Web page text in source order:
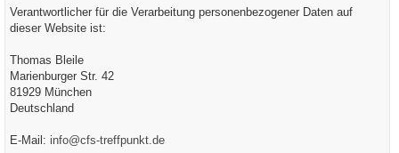
Verantwortlicher für die Verarbeitung personenbezogener Daten auf
dieser Website ist:
Thomas Bleile
Marienburger Str. 42
81929 München
Deutschland
E-Mail: info@cfs-treffpunkt.de